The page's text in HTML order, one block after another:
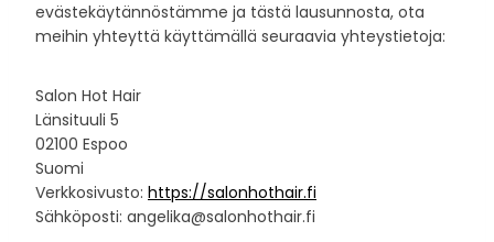
evästekäytännöstämme ja tästä lausunnosta, ota
meihin yhteyttä käyttämällä seuraavia yhteystietoja:
Salon Hot Hair
Länsituuli 5
02100 Espoo
Suomi
Verkkosivusto: https://salonhothair.fi
Sähköposti: angelika@salonhothair.fi